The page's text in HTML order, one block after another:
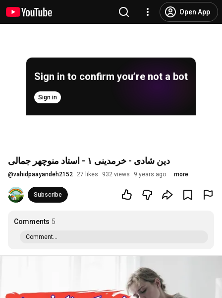
Open App
Sign in to confirm you’re not a bot
Sign in
دین شادی - خرمدینی ١ - استاد منوچهر جمالی
@vahidpaayandeh2152 27 likes 932 views 9 years ago more
Subscribe
Comments 5
Comment...